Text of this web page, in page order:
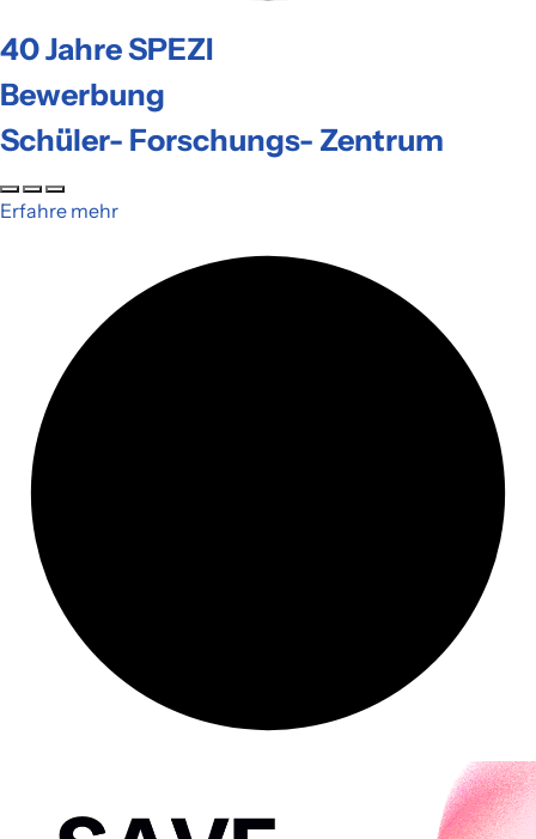
40 Jahre SPEZI
Bewerbung
Schüler- Forschungs- Zentrum
Erfahre mehr